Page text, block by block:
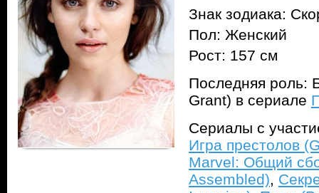
Знак зодиака:
Пол: Женский
Рост: 157 см
Последняя роль:
Grant) в сериале
Сериалы с
Игра престолов
Marvel: Общий
Assembled),